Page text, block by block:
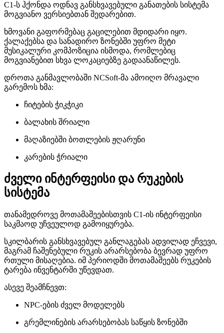
C1-ს ჰქონდა ოდნავ განსხვავებული განათების სისტემა
მოგვიანო ვერსიებთან შედარებით.
ხმოვანი გაფორმებაც გაცილებით მდიდარი იყო.
ქალაქებსა და სანადირო ზონებში უფრო მეტი
მუსიკალური კომპოზიცია ისმოდა, რომლებიც
მოგვიანებით სხვა ლოკაციებზე გადაანაწილეს.
დროთა განმავლობაში NCSoft-მა ამოიღო მრავალი
გარემოს ხმა:
ჩიტების ჭიკჭიკი
ბალახის შრიალი
მაღაზიებში ბოთლების ჟღარუნი
კარების ჭრიალი
ძველი ინტერფეისი და რუკების
სისტემა
თანამედროვე მოთამაშეებისთვის C1-ის ინტერფეისი
საკმაოდ უჩვეულოდ გამოიყურება.
სკილბარის განსხვავებულ განლაგებას ადვილად ეჩვევი,
მაგრამ ჩაშენებული რუკის არარსებობა ბევრად უფრო
რთული მისაღებია. იმ პერიოდში მოთამაშეებს რუკების
ტარება ინვენტარში უწევდათ.
ასევე შეამჩნევთ:
NPC-ების ძველ მოდელებს
გრემლინების არარსებობას საწყის ზონებში